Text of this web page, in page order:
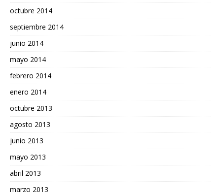
octubre 2014
septiembre 2014
junio 2014
mayo 2014
febrero 2014
enero 2014
octubre 2013
agosto 2013
junio 2013
mayo 2013
abril 2013
marzo 2013